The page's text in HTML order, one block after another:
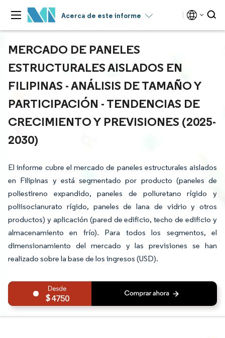
Acerca de este informe
MERCADO DE PANELES
ESTRUCTURALES AISLADOS EN
FILIPINAS - ANÁLISIS DE TAMAÑO Y
PARTICIPACIÓN - TENDENCIAS DE
CRECIMIENTO Y PREVISIONES (2025-
2030)
El informe cubre el mercado de paneles estructurales aislados
en Filipinas y está segmentado por producto (paneles de
poliestireno expandido, paneles de poliuretano rígido y
poliisocianurato rígido, paneles de lana de vidrio y otros
productos) y aplicación (pared de edificio, techo de edificio y
almacenamiento en frío). Para todos los segmentos, el
dimensionamiento del mercado y las previsiones se han
realizado sobre la base de los ingresos (USD).
4750